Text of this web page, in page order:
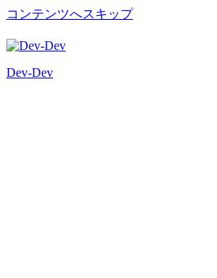
コンテンツへスキップ
Dev-Dev